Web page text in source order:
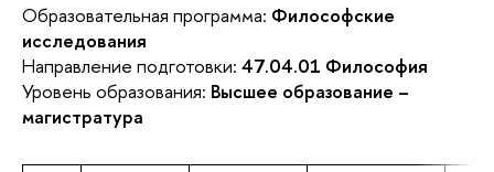
Образовательная программа: Философские
исследования
Направление подготовки: 47.04.01 Философия
Уровень образования: Высшее образование –
магистратура